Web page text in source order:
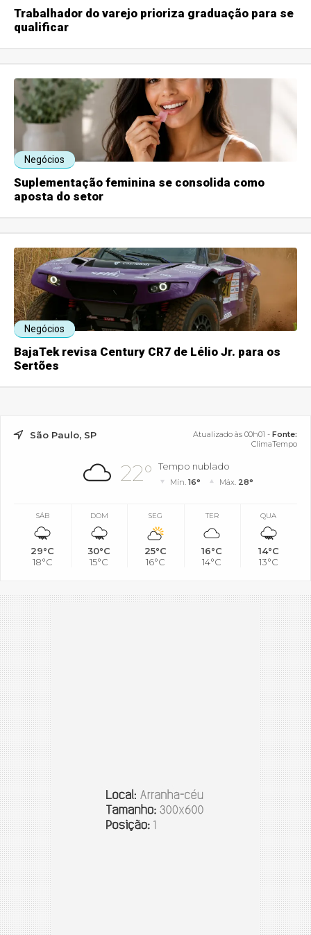
Trabalhador do varejo prioriza graduação para se
qualificar
Negócios
Suplementação feminina se consolida como
aposta do setor
Negócios
BajaTek revisa Century CR7 de Lélio Jr. para os
Sertões
São Paulo, SP Atualizado às 00h01 - Fonte:
ClimaTempo
22° Tempo nublado
Mín.16° Máx. 28°
SÁB
29°C
18°C
DOM
30°C
15°C
SEG
25°C
16°C
TER
16°C
14°C
QUA
14°C
13°C